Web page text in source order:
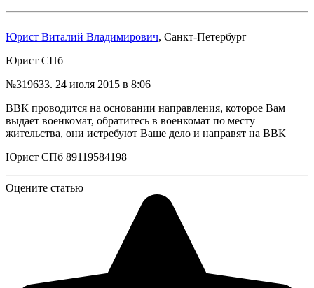
Юрист Виталий Владимирович, Санкт-Петербург
Юрист СПб
№319633. 24 июля 2015 в 8:06
ВВК проводится на основании направления, которое Вам
выдает военкомат, обратитесь в военкомат по месту
жительства, они истребуют Ваше дело и направят на ВВК
Юрист СПб 89119584198
Оцените статью